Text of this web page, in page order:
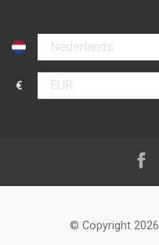
Selecteer taal
€
Selecteer valuta
Volg
© Copyright 2026